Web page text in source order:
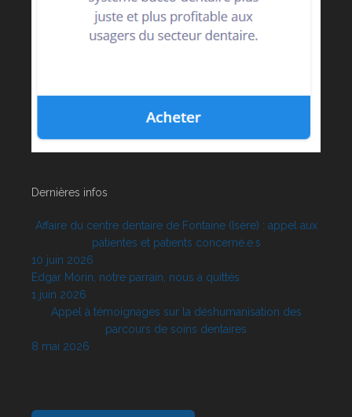
Dernières infos
Affaire du centre dentaire de Fontaine (Isère) : appel aux
patientes et patients concerné.e.s
10 juin 2026
Edgar Morin, notre parrain, nous a quittés
1 juin 2026
Appel à témoignages sur la déshumanisation des
parcours de soins dentaires
8 mai 2026